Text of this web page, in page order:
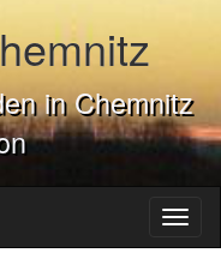
in Chemnitz